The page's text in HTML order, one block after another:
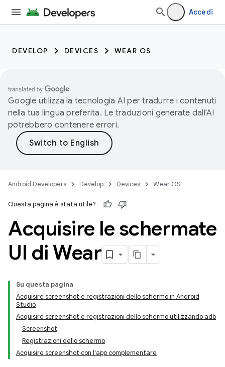
Accedi
DEVELOP DEVICES WEAR OS
Google utilizza la tecnologia AI per tradurre i contenuti
nella tua lingua preferita. Le traduzioni generate dall'AI
potrebbero contenere errori.
Android Developers Develop Devices Wear OS
Questa pagina è stata utile?
Acquisire le schermate
UI di Wear
Su questa pagina
Acquisire screenshot e registrazioni dello schermo in Android
Studio
Acquisire screenshot e registrazioni dello schermo utilizzando adb
Screenshot
Registrazioni dello schermo
Acquisire screenshot con l'app complementare